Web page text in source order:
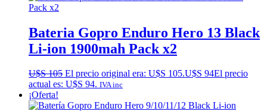
Bateria Gopro Enduro Hero 13 Black
Li-ion 1900mah Pack x2
U$S105 El precio original era: U$S 105.U$S 94El precio
actual es: U$S 94. IVA inc
¡Oferta!